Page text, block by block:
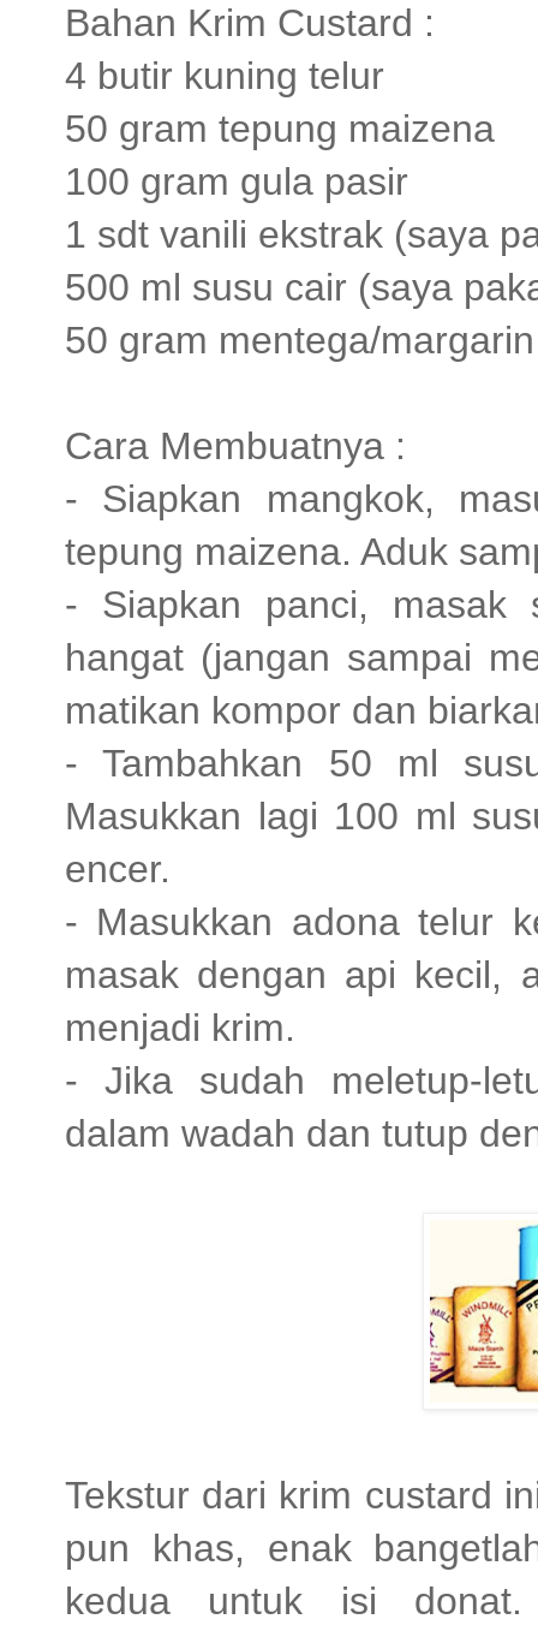
Bahan Krim Custard :
4 butir kuning telur
50 gram tepung maizena
100 gram gula pasir
1 sdt vanili ekstrak (saya
500 ml susu cair (saya
50 gram mentega/
Cara Membuatnya :
- Siapkan mangkok,
tepung maizena. Aduk
- Siapkan panci, masak
hangat (jangan sampai
matikan kompor dan
- Tambahkan 50 ml
Masukkan lagi 100 ml
encer.
- Masukkan adona telur
masak dengan api kecil,
menjadi krim.
- Jika sudah meletup-
dalam wadah dan tutup
Tekstur dari krim custard
pun khas, enak
kedua untuk isi